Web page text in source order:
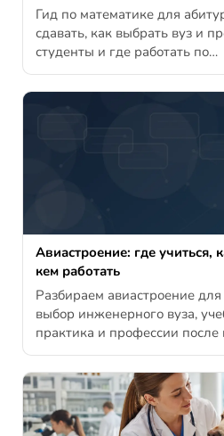
Гид по математике для
сдавать, как выбрать вуз и
студенты и где работать по…
Авиастроение: где учиться,
кем работать
Разбираем авиастроение
выбор инженерного вуза,
практика и профессии